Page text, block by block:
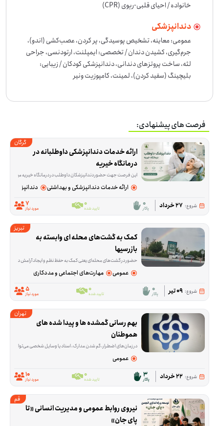
خانواده / احیای قلبی-ریوی (CPR)
دندانپزشکی
عمومی: معاینه، تشخیص پوسیدگی، پر کردن، عصب‌کشی (اندو)،
جرم‌گیری، کشیدن دندان / تخصصی: ایمپلنت، ارتودنسی، جراحی
لثه، ساخت پروتزهای دندانی، دندانپزشکی کودکان / زیبایی:
بلیچینگ (سفید کردن)، لمینت، کامپوزیت ونیر
فرصت های پیشنهادی:
گرگان
ارائه خدمات دندانپزشکی داوطلبانه در
درمانگاه خیریه
این فرصت جهت حضور دندانپزشکان داوطلب در درمانگاه خیریه میباشد فعالیت‌ها در گرگانِ استان گلستان انجام می‌شود و برای افرادی مناسب است که در دندانپزشکی، توانایی دارند. اگر در یکی از این زمینه‌ها تجربه دارید، می‌توانید در پیشبرد کارهای اجرایی، خدمات درمانی یا آموزش‌های مرتبط با اشتغال نقش داشته باشید. اگر این زمینه‌ها به مهارت شما نزدیک است، برای این فرصت داوطلب شوید.
ارائه خدمات دندانپزشکی و بهداشتی دندانپزشکی
شروع: 27 خرداد 0
پاکار 0
تایید شده 7
مورد نیاز
تبریز
بازرسیها
حضور در گشت‌های محله‌ای یعنی کمک به حفظ نظم و ایجاد آرامش در فضاهای عمومی محله. این فرصت برای افرادی تعریف شده که می‌خواهند در یک فعالیت مشخص و میدانی، بخشی
عمومی مهارت‌های اجتماعی و مددکاری
شروع: 09 تیر 0پاکار 0
تایید شده 5
مورد نیاز
تهران
هموطنان
در زمان‌های اضطرار، گم شدن مدارک، اسناد یا وسایل شخصی می‌تواند نگرانی و سردرگمی زیادی ایجاد کند. این فرصت داوطلبانه برای کمک به هم‌وطنانی شکل
عمومی
شروع: 22 خرداد 3
پاکار 0
تایید شده 10
مورد نیاز
قم
نیروی روابط عمومی و مدیریت انسانی «تا
پای جان»